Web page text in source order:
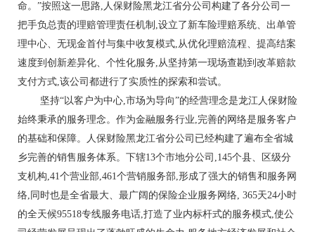
命。”按照这一思路,人保财险黑龙江省分公司构建了各分公司一
把手负总责的理赔管理责任机制,设立了新车险理赔系统、出单管
理中心、无现金首付与集中收复模式,从优化理赔流程、提高结案
速度到创新差异化、个性化服务,从坚持第一现场查勘到改革赔款
支付方式,该公司都进行了实质性的探索和尝试。
坚持“以客户为中心,市场为导向”的经营理念是龙江人保财险
始终秉承的服务理念。作为金融服务行业,完善的网络是服务客户
的基础和保障。人保财险黑龙江省分公司已经构建了遍布全省城
乡完善的销售服务体系。下辖13个市地分公司,145个县、区级分
支机构,41个营业部,461个营销服务部,形成了强大的销售和服务网
络,同时也是全省最大、最广阔的保险企业服务网络, 365天24小时
的全天候95518专线服务电话,打造了业内标杆式的服务模式,使公